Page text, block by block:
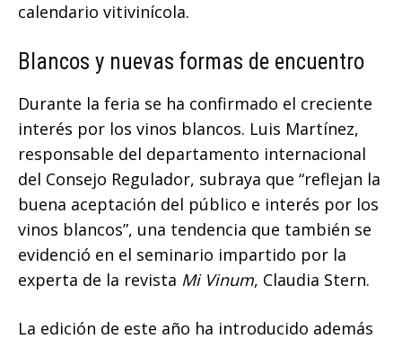
calendario vitivinícola.
Blancos y nuevas formas de encuentro
Durante la feria se ha confirmado el creciente
interés por los vinos blancos. Luis Martínez,
responsable del departamento internacional
del Consejo Regulador, subraya que “reflejan la
buena aceptación del público e interés por los
vinos blancos”, una tendencia que también se
evidenció en el seminario impartido por la
experta de la revista Mi Vinum, Claudia Stern.
La edición de este año ha introducido además